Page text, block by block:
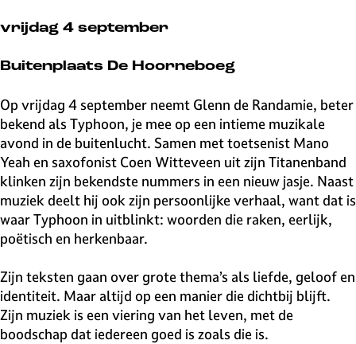
v
H
l
v
e
r
s
u
m
vrijdag 4 september
Buitenplaats De Hoorneboeg
Op vrijdag 4 september neemt Glenn de Randamie, beter
bekend als Typhoon, je mee op een intieme muzikale
avond in de buitenlucht. Samen met toetsenist Mano
Yeah en saxofonist Coen Witteveen uit zijn Titanenband
klinken zijn bekendste nummers in een nieuw jasje. Naast
muziek deelt hij ook zijn persoonlijke verhaal, want dat is
waar Typhoon in uitblinkt: woorden die raken, eerlijk,
poëtisch en herkenbaar.
Zijn teksten gaan over grote thema’s als liefde, geloof en
identiteit. Maar altijd op een manier die dichtbij blijft.
Zijn muziek is een viering van het leven, met de
boodschap dat iedereen goed is zoals die is.